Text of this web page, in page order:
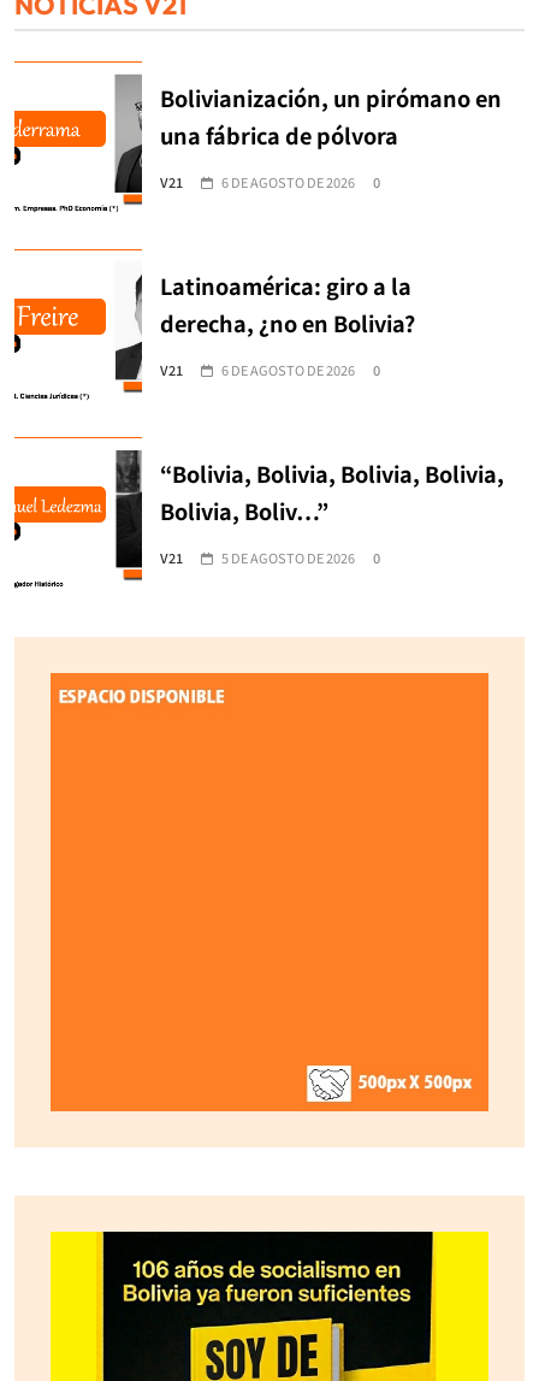
Bolivianización, un pirómano en
una fábrica de pólvora
V21 6 DE AGOSTO DE 2026 0
Latinoamérica: giro a la
derecha, ¿no en Bolivia?
V21 6 DE AGOSTO DE 2026 0
“Bolivia, Bolivia, Bolivia, Bolivia,
Bolivia, Boliv…”
V21 5 DE AGOSTO DE 2026 0